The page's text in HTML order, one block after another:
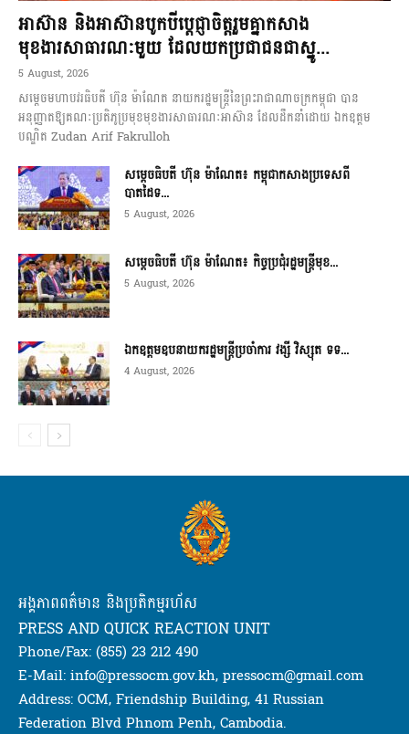
អាស៊ាន និងអាស៊ានបូកបីប្តេជ្ញាចិត្តរួមគ្នាកសាង
មុខងារសាធារណៈមួយ ដែលយកប្រជាជនជាស្នូ...
5 August, 2026
សម្តេចមហាបវរធិបតី ហ៊ុន ម៉ាណែត នាយករដ្ឋមន្ត្រីនៃព្រះរាជាណាចក្រកម្ពុជា បាន
អនុញ្ញាតឱ្យគណៈប្រតិភូប្រមុខមុខងារសាធារណៈអាស៊ាន ដែលដឹកនាំដោយ ឯកឧត្តម
បណ្ឌិត Zudan Arif Fakrulloh
សម្ដេចធិបតី ហ៊ុន ម៉ាណែត៖ កម្ពុជាកសាងប្រទេសពី
បាតដៃទ...
5 August, 2026
សម្ដេចធិបតី ហ៊ុន ម៉ាណែត៖ កិច្ចប្រជុំរដ្ឋមន្ត្រីមុខ...
5 August, 2026
ឯកឧត្តមឧបនាយករដ្ឋមន្ត្រីប្រចាំការ វង្សី វិស្សុត ទទ...
4 August, 2026
អង្គភាពពត៌មាន និងប្រតិកម្មរហ័ស
PRESS AND QUICK REACTION UNIT
Phone/Fax: (855) 23 212 490
E-Mail: info@pressocm.gov.kh, pressocm@gmail.com
Address: OCM, Friendship Building, 41 Russian
Federation Blvd Phnom Penh, Cambodia.